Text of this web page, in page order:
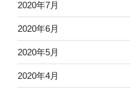
2020年7月
2020年6月
2020年5月
2020年4月